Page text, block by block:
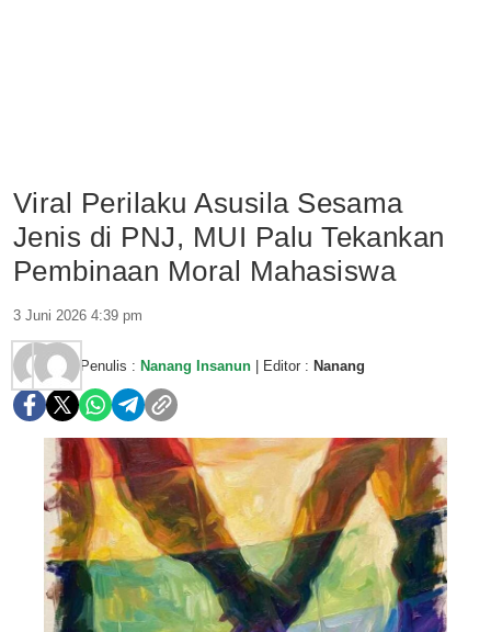
Viral Perilaku Asusila Sesama
Jenis di PNJ, MUI Palu Tekankan
Pembinaan Moral Mahasiswa
3 Juni 2026 4:39 pm
Penulis : Nanang Insanun | Editor : Nanang